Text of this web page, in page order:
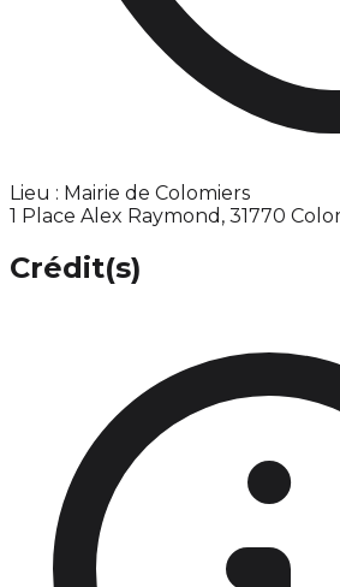
Lieu : Mairie de Colomiers
1 Place Alex Raymond, 31770
Crédit(s)